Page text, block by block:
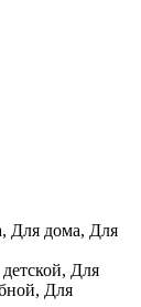
Для дома, Для
Для
Для